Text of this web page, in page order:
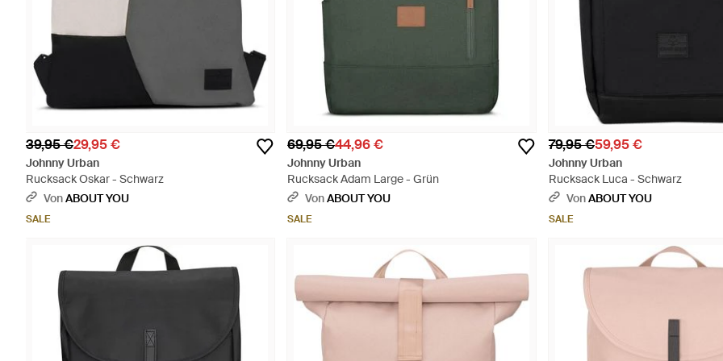
39,95 €29,95 €
Johnny Urban
Rucksack Oskar - Schwarz
VonABOUT YOU
SALE
69,95 €44,96 €
Johnny Urban
Rucksack Adam Large - Grün
VonABOUT YOU
SALE
79,95 €59,95 €
Johnny Urban
Rucksack Luca - Schwarz
VonABOUT YOU
SALE